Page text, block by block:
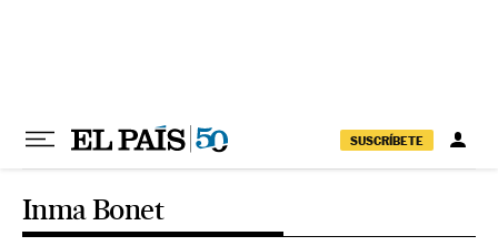
SUSCRÍBETE
Inma Bonet